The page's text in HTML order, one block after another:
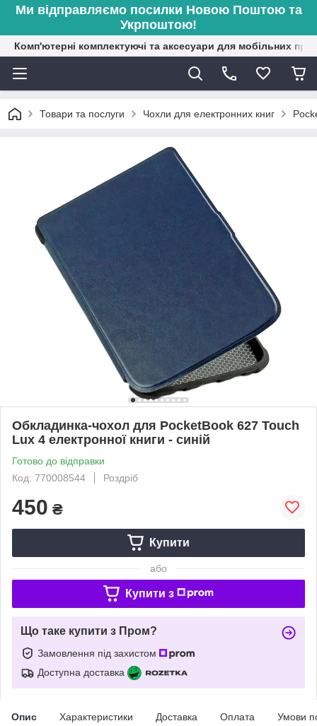
Ми відправляємо посилки Новою Поштою та
Укрпоштою!
Комп'ютерні комплектуючі та аксесуари для мобільних
Товари та послуги Чохли для електронних книг
Обкладинка-чохол для PocketBook 627 Touch
Lux 4 електронної книги - синій
Готово до відправки
Код: 770008544
Роздріб
450 ₴
Купити
або
Купити з
Що таке купити з Пром?
Замовлення під захистом
Доступна доставка
Опис Характеристики Доставка Оплата Умови